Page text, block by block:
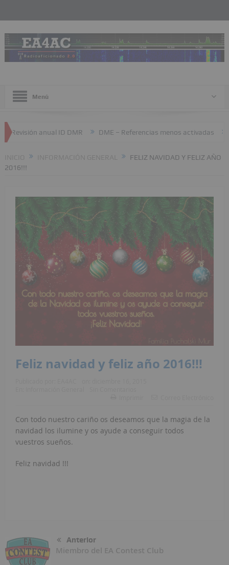
Menú
anual ID DMR DME – Referencias menos activadas JTTY –
FELIZ NAVIDAD Y FELIZ AÑO
2016!!!
Feliz navidad y feliz año 2016!!!
Con todo nuestro cariño os deseamos que la magia de la
navidad los ilumine y os ayude a conseguir todos
vuestros sueños.
Feliz navidad !!!
Anterior
Miembro del EA Contest Club